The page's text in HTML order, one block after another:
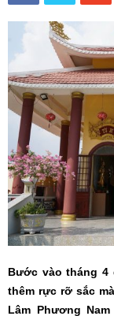
Bước vào tháng 4
thêm rực rỡ sắc
Lâm Phương